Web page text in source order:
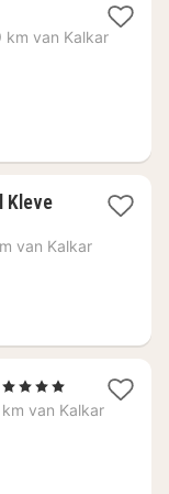
km van Kalkar
Kleve1
vanaf
van Kalkar
1
nacht
, 4 Sterren
km van Kalkar